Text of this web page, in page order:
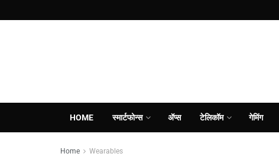
HOME स्मार्टफोन्स ॲप्स टेलिकॉम गेमिंग
Home Wearables